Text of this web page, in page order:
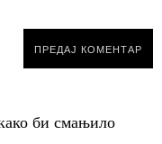
би смањило